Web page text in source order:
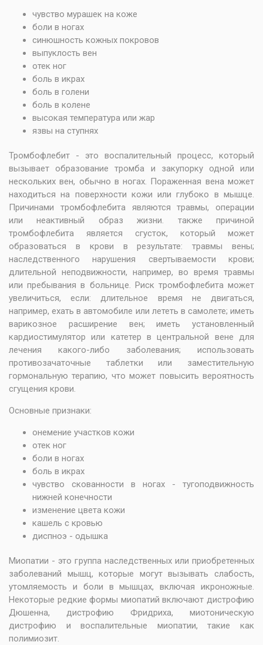
чувство мурашек на коже
боли в ногах
синюшность кожных покровов
выпуклость вен
отек ног
боль в икрах
боль в голени
боль в колене
высокая температура или жар
язвы на ступнях
Тромбофлебит - это воспалительный процесс, который
вызывает образование тромба и закупорку одной или
нескольких вен, обычно в ногах. Пораженная вена может
находиться на поверхности кожи или глубоко в мышце.
Причинами тромбофлебита являются травмы, операции
или неактивный образ жизни. также причиной
тромбофлебита является сгусток, который может
образоваться в крови в результате: травмы вены;
наследственного нарушения свертываемости крови;
длительной неподвижности, например, во время травмы
или пребывания в больнице. Риск тромбофлебита может
увеличиться, если: длительное время не двигаться,
например, ехать в автомобиле или лететь в самолете; иметь
варикозное расширение вен; иметь установленный
кардиостимулятор или катетер в центральной вене для
лечения какого-либо заболевания; использовать
противозачаточные таблетки или заместительную
гормональную терапию, что может повысить вероятность
сгущения крови.
Основные признаки:
онемение участков кожи
отек ног
боли в ногах
боль в икрах
чувство скованности в ногах - тугоподвижность
нижней конечности
изменение цвета кожи
кашель с кровью
диспноэ - одышка
Миопатии - это группа наследственных или приобретенных
заболеваний мышц, которые могут вызывать слабость,
утомляемость и боли в мышцах, включая икроножные.
Некоторые редкие формы миопатий включают дистрофию
Дюшенна, дистрофию Фридриха, миотоническую
дистрофию и воспалительные миопатии, такие как
полимиозит.